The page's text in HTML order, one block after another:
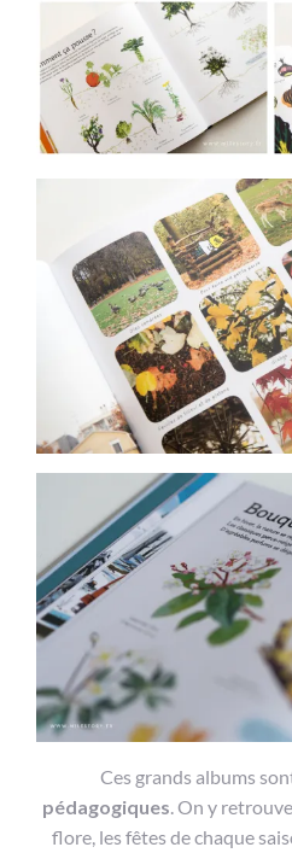
Ces grands albums
pédagogiques . On y
flore, les fêtes de chaque